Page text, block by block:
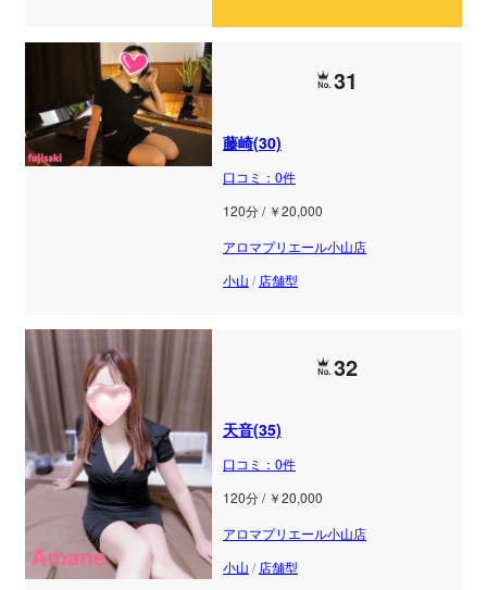
31
藤崎(30)
口コミ：0件
120分 / ￥20,000
アロマプリエール小山店
小山 / 店舗型
32
天音(35)
口コミ：0件
120分 / ￥20,000
アロマプリエール小山店
小山 / 店舗型